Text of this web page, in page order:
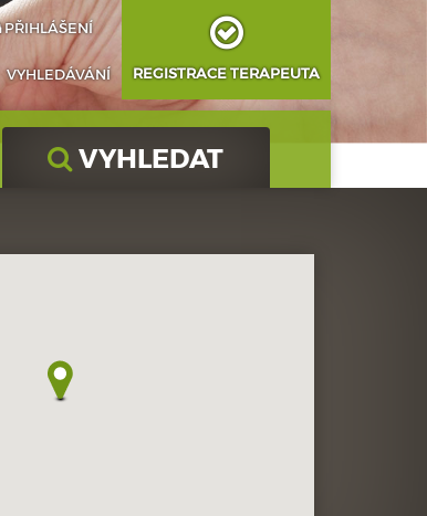
VYHLEDÁVÁNÍ
PŘIHLÁŠENÍ
REGISTRACE TERAPEUTA
VYHLEDAT